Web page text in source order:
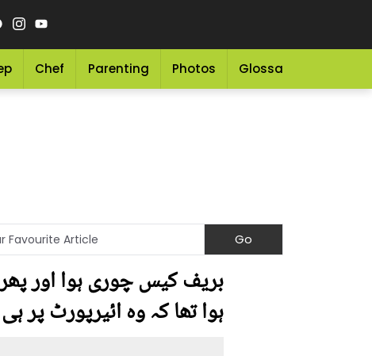
Chef Parenting Photos Glossary
ہوا تھا کہ وہ ائیرپورٹ پر